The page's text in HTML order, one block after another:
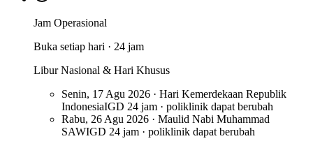
Jam Operasional
Buka setiap hari · 24 jam
Libur Nasional & Hari Khusus
Senin, 17 Agu 2026 · Hari Kemerdekaan Republik
IndonesiaIGD 24 jam · poliklinik dapat berubah
Rabu, 26 Agu 2026 · Maulid Nabi Muhammad
SAWIGD 24 jam · poliklinik dapat berubah